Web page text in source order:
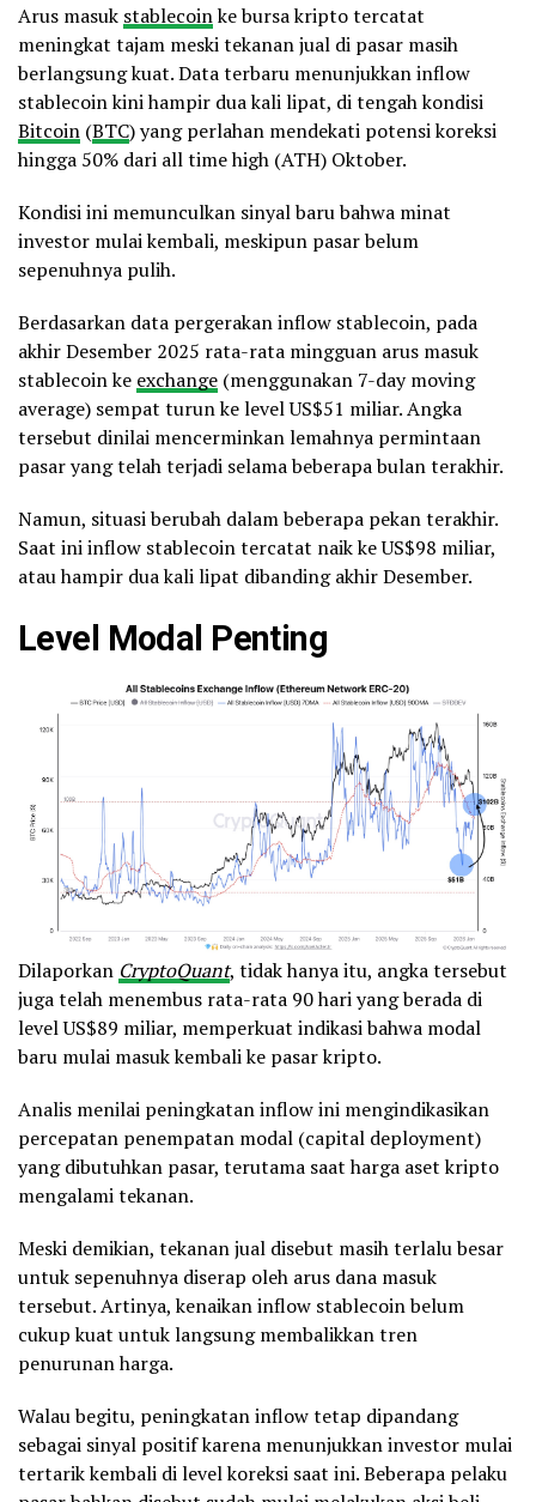
Arus masuk stablecoinke bursa kripto tercatat
meningkat tajam meski tekanan jual di pasar masih
berlangsung kuat. Data terbaru menunjukkan inflow
stablecoin kini hampir dua kali lipat, di tengah kondisi
Bitcoin (BTC) yang perlahan mendekati potensi koreksi
hingga 50% dari all time high (ATH) Oktober.
Kondisi ini memunculkan sinyal baru bahwa minat
investor mulai kembali, meskipun pasar belum
sepenuhnya pulih.
Berdasarkan data pergerakan inflow stablecoin, pada
akhir Desember 2025 rata-rata mingguan arus masuk
stablecoin ke exchange (menggunakan 7-day moving
average) sempat turun ke level US$51 miliar. Angka
tersebut dinilai mencerminkan lemahnya permintaan
pasar yang telah terjadi selama beberapa bulan terakhir.
Namun, situasi berubah dalam beberapa pekan terakhir.
Saat ini inflow stablecoin tercatat naik ke US$98 miliar,
atau hampir dua kali lipat dibanding akhir Desember.
Level Modal Penting
Dilaporkan CryptoQuant, tidak hanya itu, angka tersebut
juga telah menembus rata-rata 90 hari yang berada di
level US$89 miliar, memperkuat indikasi bahwa modal
baru mulai masuk kembali ke pasar kripto.
Analis menilai peningkatan inflow ini mengindikasikan
percepatan penempatan modal (capital deployment)
yang dibutuhkan pasar, terutama saat harga aset kripto
mengalami tekanan.
Meski demikian, tekanan jual disebut masih terlalu besar
untuk sepenuhnya diserap oleh arus dana masuk
tersebut. Artinya, kenaikan inflow stablecoin belum
cukup kuat untuk langsung membalikkan tren
penurunan harga.
Walau begitu, peningkatan inflow tetap dipandang
sebagai sinyal positif karena menunjukkan investor mulai
tertarik kembali di level koreksi saat ini. Beberapa pelaku